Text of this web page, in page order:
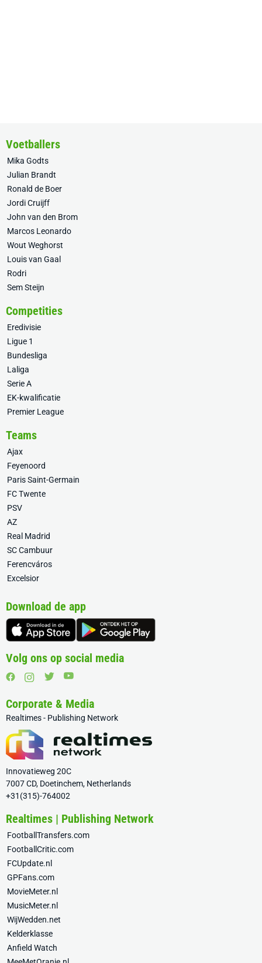
Voetballers
Mika Godts
Julian Brandt
Ronald de Boer
Jordi Cruijff
John van den Brom
Marcos Leonardo
Wout Weghorst
Louis van Gaal
Rodri
Sem Steijn
Competities
Eredivisie
Ligue 1
Bundesliga
Laliga
Serie A
EK-kwalificatie
Premier League
Teams
Ajax
Feyenoord
Paris Saint-Germain
FC Twente
PSV
AZ
Real Madrid
SC Cambuur
Ferencváros
Excelsior
Download de app
Volg ons op social media
Corporate & Media
Realtimes - Publishing Network
Innovatieweg 20C
7007 CD, Doetinchem, Netherlands
+31(315)-764002
Realtimes | Publishing Network
FootballTransfers.com
FootballCritic.com
FCUpdate.nl
GPFans.com
MovieMeter.nl
MusicMeter.nl
WijWedden.net
Kelderklasse
Anfield Watch